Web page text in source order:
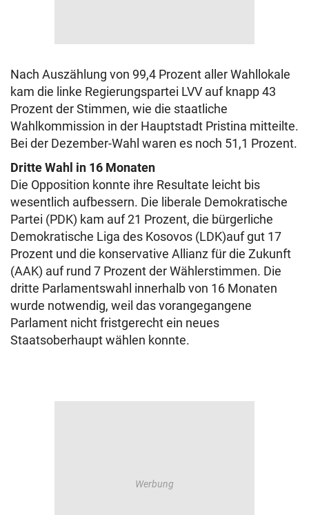
Nach Auszählung von 99,4 Prozent aller Wahllokale
kam die linke Regierungspartei LVV auf knapp 43
Prozent der Stimmen, wie die staatliche
Wahlkommission in der Hauptstadt Pristina mitteilte.
Bei der Dezember-Wahl waren es noch 51,1 Prozent.
Dritte Wahl in 16 Monaten
Die Opposition konnte ihre Resultate leicht bis
wesentlich aufbessern. Die liberale Demokratische
Partei (PDK) kam auf 21 Prozent, die bürgerliche
Demokratische Liga des Kosovos (LDK)auf gut 17
Prozent und die konservative Allianz für die Zukunft
(AAK) auf rund 7 Prozent der Wählerstimmen. Die
dritte Parlamentswahl innerhalb von 16 Monaten
wurde notwendig, weil das vorangegangene
Parlament nicht fristgerecht ein neues
Staatsoberhaupt wählen konnte.